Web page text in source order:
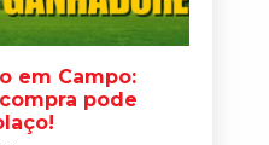
em Campo:
pode